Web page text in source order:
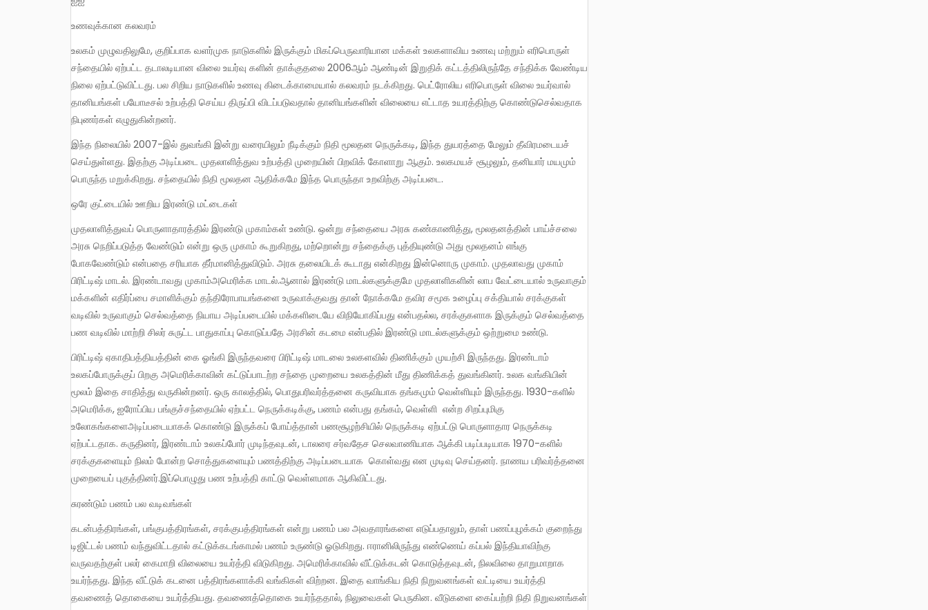
உணவுக்கான கலவரம்
உலகம் முழுவதிலுமே, குறிப்பாக வளர்முக நாடுகளில் இருக்கும் மிகப்பெருவாரியான மக்கள் உலகளாவிய உணவு மற்றும் எரிபொருள்
சந்தையில் ஏற்பட்ட தடாலடியான விலை உயர்வு களின் தாக்குதலை 2006ஆம் ஆண்டின் இறுதிக் கட்டத்திலிருந்தே சந்திக்க வேண்டிய
நிலை ஏற்பட்டுவிட்டது. பல சிறிய நாடுகளில் உணவு கிடைக்காமையால் கலவரம் நடக்கிறது. பெட்ரோலிய எரிபொருள் விலை உயர்வால்
தானியங்கள் பயோடீசல் உற்பத்தி செய்ய திருப்பி விடப்படுவதால் தானியங்களின் விலையை எட்டாத உயரத்திற்கு கொண்டுசெல்வதாக
நிபுணர்கள் எழுதுகின்றனர்.
இந்த நிலையில் 2007-இல் துவங்கி இன்று வரையிலும் நீடிக்கும் நிதி மூலதன நெருக்கடி, இந்த துயரத்தை மேலும் தீவிரமடையச்
செய்துள்ளது. இதற்கு அடிப்படை முதலாளித்துவ உற்பத்தி முறையின் பிறவிக் கோளாறு ஆகும். உலகமயச் சூழலும், தனியார் மயமும்
பொருந்த மறுக்கிறது. சந்தையில் நிதி மூலதன ஆதிக்கமே இந்த பொருந்தா உறவிற்கு அடிப்படை.
ஒரே குட்டையில் ஊறிய இரண்டு மட்டைகள்
முதலாளித்துவப் பொருளாதாரத்தில் இரண்டு முகாம்கள் உண்டு. ஒன்று சந்தையை அரசு கண்காணித்து, மூலதனத்தின் பாய்ச்சலை
அரசு நெறிப்படுத்த வேண்டும் என்று ஒரு முகாம் கூறுகிறது, மற்றொன்று சந்தைக்கு புத்தியுண்டு அது மூலதனம் எங்கு
போகவேண்டும் என்பதை சரியாக தீர்மானித்துவிடும். அரசு தலையிடக் கூடாது என்கிறது இன்னொரு முகாம். முதலாவது முகாம்
பிரிட்டிஷ் மாடல். இரண்டாவது முகாம்அமெரிக்க மாடல்.ஆனால் இரண்டு மாடல்களுக்குமே முதலாளிகளின் லாப வேட்டையால் உருவாகும்
மக்களின் எதிர்ப்பை சமாளிக்கும் தந்திரோபாயங்களை உருவாக்குவது தான் நோக்கமே தவிர சமூக உழைப்பு சக்தியால் சரக்குகள்
வடிவில் உருவாகும் செல்வத்தை நியாய அடிப்படையில் மக்களிடையே விநியோகிப்பது என்பதல்ல, சரக்குகளாக இருக்கும் செல்வத்தை
பண வடிவில் மாற்றி சிலர் சுருட்ட பாதுகாப்பு கொடுப்பதே அரசின் கடமை என்பதில் இரண்டு மாடல்களுக்கும் ஒற்றுமை உண்டு.
பிரிட்டிஷ் ஏகாதிபத்தியத்தின் கை ஓங்கி இருந்தவரை பிரிட்டிஷ் மாடலை உலகளவில் திணிக்கும் முயற்சி இருந்தது. இரண்டாம்
உலகப்போருக்குப் பிறகு அமெரிக்காவின் கட்டுப்பாடற்ற சந்தை முறையை உலகத்தின் மீது திணிக்கத் துவங்கினர். உலக வங்கியின்
மூலம் இதை சாதித்து வருகின்றனர். ஒரு காலத்தில், பொதுபரிவர்த்தனை கருவியாக தங்கமும் வெள்ளியும் இருந்தது. 1930-களில்
அமெரிக்க, ஐரோப்பிய பங்குச்சந்தையில் ஏற்பட்ட நெருக்கடிக்கு, பணம் என்பது தங்கம், வெள்ளி என்ற சிறப்புமிகு
உலோகங்களைஅடிப்படையாகக் கொண்டு இருக்கப் போய்த்தான் பணசூழற்சியில் நெருக்கடி ஏற்பட்டு பொருளாதார நெருக்கடி
ஏற்பட்டதாக. கருதினர், இரண்டாம் உலகப்போர் முடிந்தவுடன், டாலரை சர்வதேச செலவாணியாக ஆக்கி படிப்படியாக 1970-களில்
சரக்குகளையும் நிலம் போன்ற சொத்துகளையும் பணத்திற்கு அடிப்படையாக கொள்வது என முடிவு செய்தனர். நாணய பரிவர்த்தனை
முறையைப் புகுத்தினர்.இப்பொழுது பண உற்பத்தி காட்டு வெள்ளமாக ஆகிவிட்டது.
சுரண்டும் பணம் பல வடிவங்கள்
கடன்பத்திரங்கள், பங்குபத்திரங்கள், சரக்குபத்திரங்கள் என்று பணம் பல அவதாரங்களை எடுப்பதாலும், தாள் பணப்புழக்கம் குறைந்து
டிஜிட்டல் பணம் வந்துவிட்டதால் கட்டுக்கடங்காமல் பணம் உருண்டு ஓடுகிறது. ஈரானிலிருந்து எண்ணெய் கப்பல் இந்தியாவிற்கு
வருவதற்குள் பலர் கைமாறி விலையை உயர்த்தி விடுகிறது. அமெரிக்காவில் வீட்டுக்கடன் கொடுத்தவுடன், நிலவிலை தாறுமாறாக
உயர்ந்தது. இந்த வீட்டுக் கடனை பத்திரங்களாக்கி வங்கிகள் விற்றன. இதை வாங்கிய நிதி நிறுவனங்கள் வட்டியை உயர்த்தி
தவணைத் தொகையை உயர்த்தியது. தவணைத்தொகை உயர்ந்ததால், நிலுவைகள் பெருகின. வீடுகளை கைப்பற்றி நிதி நிறுவனங்கள்